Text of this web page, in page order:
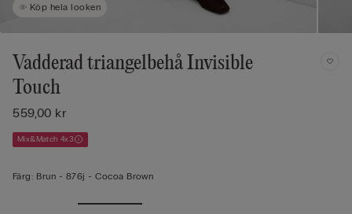
Köp hela looken
Vadderad triangelbehå Invisible
Touch
559,00 kr
Mix&Match 4x3
Färg: Brun - 876j - Cocoa Brown